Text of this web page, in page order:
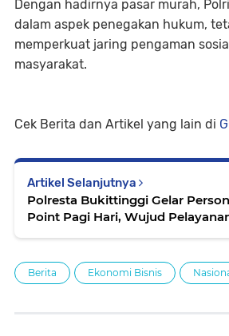
Dengan hadirnya pasar murah,
dalam aspek penegakan hukum,
memperkuat jaring pengaman
masyarakat.
Cek Berita dan Artikel yang lain di
Artikel Selanjutnya
Polresta Bukittinggi Gelar
Point Pagi Hari, Wujud
Berita Ekonomi Bisnis